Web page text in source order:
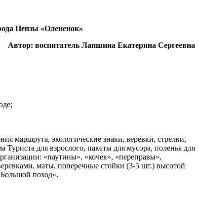
Пензы «Олененок»
Автор: воспитатель Лапшина Екатерина Сергеевна
маршрута, экологические знаки, верёвки, стрелки,
для взрослого, пакеты для мусора, поленья для
«паутины», «кочек», «переправы»,
маты, поперечные стойки (3-5 шт.) высотой
поход».